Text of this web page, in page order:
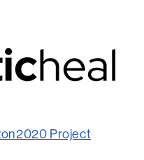
Project